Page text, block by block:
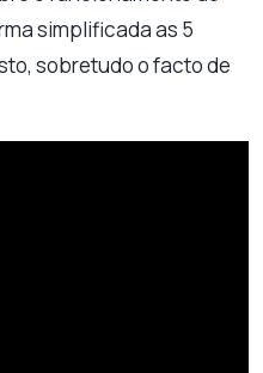
simplificada as 5
sobretudo o facto de